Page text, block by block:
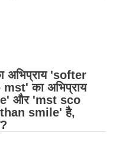
अभिप्राय 'softer
का अभिप्राय
और 'mst sco
smile' है,